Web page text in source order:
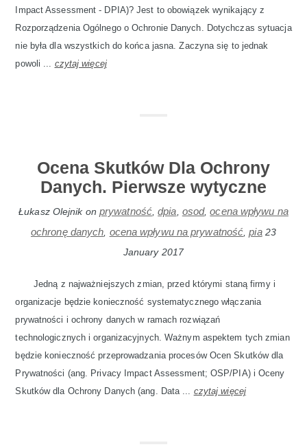
Impact Assessment - DPIA)? Jest to obowiązek wynikający z
Rozporządzenia Ogólnego o Ochronie Danych. Dotychczas sytuacja
nie była dla wszystkich do końca jasna. Zaczyna się to jednak
powoli ... czytaj więcej
Ocena Skutków Dla Ochrony
Danych. Pierwsze wytyczne
Łukasz Olejnikon prywatność,dpia osod,ocena wpływu na
ochronę danych ocena wpływu na prywatność ,pia 23
January 2017
Jedną z najważniejszych zmian, przed którymi staną firmy i
organizacje będzie konieczność systematycznego włączania
prywatności i ochrony danych w ramach rozwiązań
technologicznych i organizacyjnych. Ważnym aspektem tych zmian
będzie konieczność przeprowadzania procesów Ocen Skutków dla
Prywatności (ang. Privacy Impact Assessment; OSP/PIA) i Oceny
Skutków dla Ochrony Danych (ang. Data ... czytaj więcej